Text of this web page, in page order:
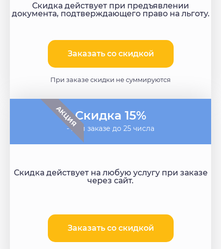
Скидка действует при предъявлении
документа, подтверждающего право на льготу.
Заказать со скидкой​
При заказе скидки не суммируются
АКЦИЯСкидка 15%
- при заказе до 25 числа
Скидка действует на любую услугу при заказе
через сайт.
Заказать со скидкой